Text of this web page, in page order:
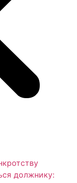
должнику: